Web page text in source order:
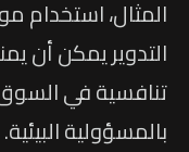
المثال، استخدام
التدوير يمكن أن
تنافسية في السوق
بالمسؤولية البيئية.